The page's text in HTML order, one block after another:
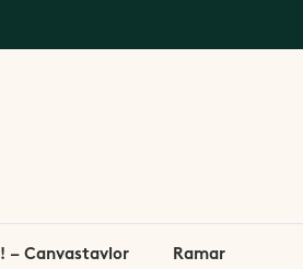
– Canvastavlor Ramar